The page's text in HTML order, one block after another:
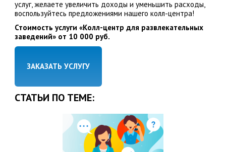
услуг, желаете увеличить доходы и уменьшить расходы,
воспользуйтесь предложениями нашего колл-центра!
Стоимость услуги «Колл-центр для развлекательных
заведений» от 10 000 руб.
ЗАКАЗАТЬ УСЛУГУ
СТАТЬИ ПО ТЕМЕ: